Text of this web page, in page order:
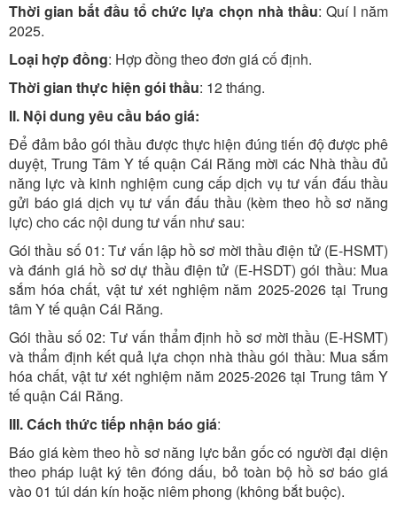
Thời gian bắt đầu tổ chức lựa chọn nhà thầu: Quí I năm
2025.
Loại hợp đồng: Hợp đồng theo đơn giá cố định.
Thời gian thực hiện gói thầu: 12 tháng.
II. Nội dung yêu cầu báo giá:
Để đảm bảo gói thầu được thực hiện đúng tiến độ được phê
duyệt, Trung Tâm Y tế quận Cái Răng mời các Nhà thầu đủ
năng lực và kinh nghiệm cung cấp dịch vụ tư vấn đấu thầu
gửi báo giá dịch vụ tư vấn đấu thầu (kèm theo hồ sơ năng
lực) cho các nội dung tư vấn như sau:
Gói thầu số 01: Tư vấn lập hồ sơ mời thầu điện tử (E-HSMT)
và đánh giá hồ sơ dự thầu điện tử (E-HSDT) gói thầu: Mua
sắm hóa chất, vật tư xét nghiệm năm 2025-2026 tại Trung
tâm Y tế quận Cái Răng.
Gói thầu số 02: Tư vấn thẩm định hồ sơ mời thầu (E-HSMT)
và thẩm định kết quả lựa chọn nhà thầu gói thầu: Mua sắm
hóa chất, vật tư xét nghiệm năm 2025-2026 tại Trung tâm Y
tế quận Cái Răng.
III. Cách thức tiếp nhận báo giá:
Báo giá kèm theo hồ sơ năng lực bản gốc có người đại diện
theo pháp luật ký tên đóng dấu, bỏ toàn bộ hồ sơ báo giá
vào 01 túi dán kín hoặc niêm phong (không bắt buộc).